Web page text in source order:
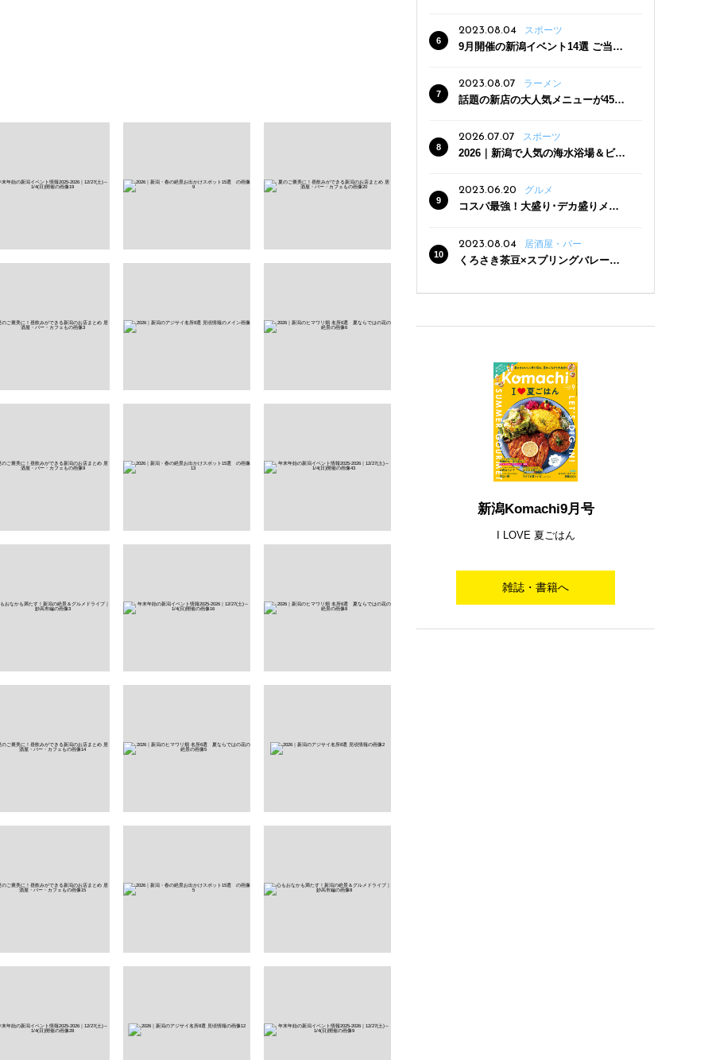
2023.08.04
スポーツ
9月開催の新潟イベント14選 ご当地
2023.08.07 ラーメン
話題の新店の大人気メニューが450
クーポン登場
2026.07.07 スポーツ
2026｜新潟で人気の海水浴場＆ビー
2023.06.20
グルメ
コスパ最強！大盛り･デカ盛りメニ
2023.08.04
居酒屋・バー
くろさき茶豆×スプリングバレー豊
新潟Komachi9月号
I LOVE 夏ごはん
雑誌・書籍へ